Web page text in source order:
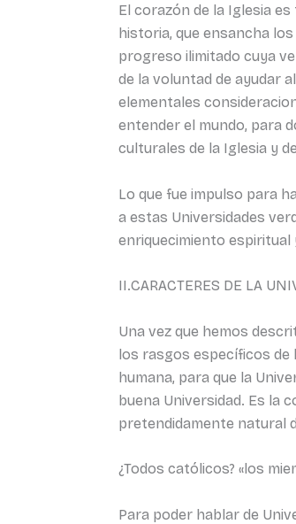
El corazón de la Iglesia
historia, que ensancha
progreso ilimitado cuya
de la voluntad de ayudar
elementales
entender el mundo, para
culturales de la Iglesia y
Lo que fue impulso para
a estas Universidades
enriquecimiento
II.CARACTERES DE LA
Una vez que hemos
los rasgos específicos de
humana, para que la
buena Universidad. Es la
pretendidamente natural
¿Todos católicos? «los
Para poder hablar de